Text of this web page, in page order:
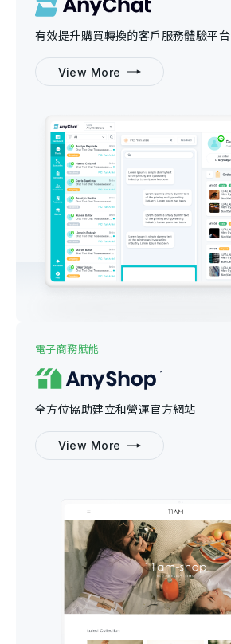
有效提升購買轉換的客戶服務體驗平台
View More
電子商務賦能
全方位協助建立和營運官方網站
View More